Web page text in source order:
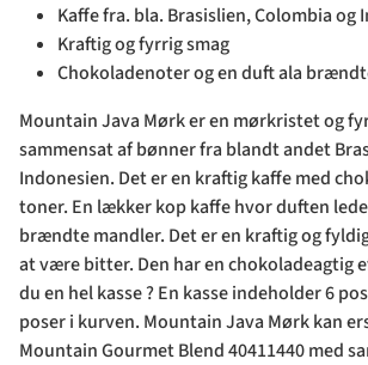
Kaffe fra. bla. Brasislien, Colombia og
Kraftig og fyrrig smag
Chokoladenoter og en duft ala
Mountain Java Mørk er en mørkristet og
sammensat af bønner fra blandt andet
Indonesien. Det er en kraftig kaffe med
toner. En lækker kop kaffe hvor duften
brændte mandler. Det er en kraftig og
at være bitter. Den har en chokoladeagtig
du en hel kasse ? En kasse indeholder 6
poser i kurven. Mountain Java Mørk kan
Mountain Gourmet Blend 40411440 med